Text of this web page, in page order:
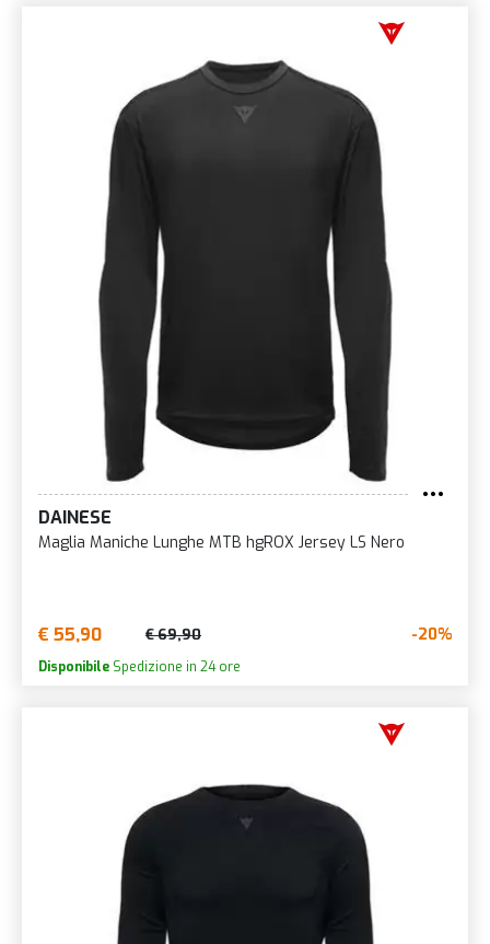
DAINESE
Maglia Maniche Lunghe MTB hgROX Jersey LS Nero
€ 55,90 € 69,90 -20%
Disponibile Spedizione in 24 ore